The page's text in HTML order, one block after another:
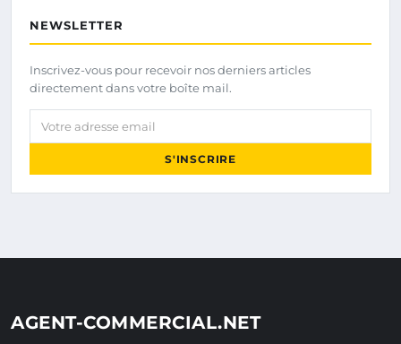
NEWSLETTER
Inscrivez-vous pour recevoir nos derniers articles
directement dans votre boîte mail.
Votre adresse email
S'INSCRIRE
AGENT-COMMERCIAL.NET